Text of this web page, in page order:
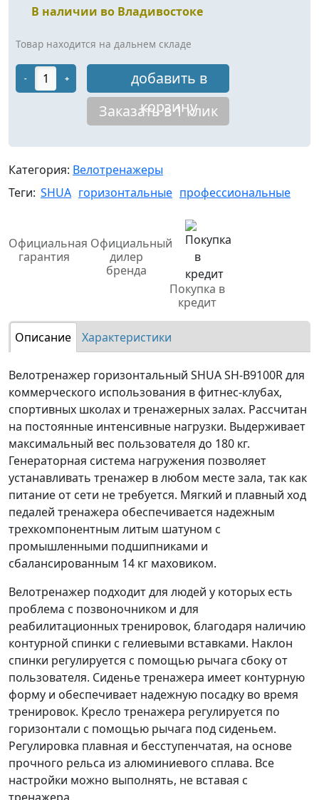
В наличии во Владивостоке
Товар находится на дальнем складе
- +
добавить в
корзину
Заказать в 1 клик
Категория: Велотренажеры
Теги: SHUA горизонтальные профессиональные
Официальная
гарантия
Официальный
дилер
бренда
Покупка в
кредит
Описание Характеристики
Велотренажер горизонтальный SHUA SH-B9100R для
коммерческого использования в фитнес-клубах,
спортивных школах и тренажерных залах. Рассчитан
на постоянные интенсивные нагрузки. Выдерживает
максимальный вес пользователя до 180 кг.
Генераторная система нагружения позволяет
устанавливать тренажер в любом месте зала, так как
питание от сети не требуется. Мягкий и плавный ход
педалей тренажера обеспечивается надежным
трехкомпонентным литым шатуном с
промышленными подшипниками и
сбалансированным 14 кг маховиком.
Велотренажер подходит для людей у которых есть
проблема с позвоночником и для
реабилитационных тренировок, благодаря наличию
контурной спинки с гелиевыми вставками. Наклон
спинки регулируется с помощью рычага сбоку от
пользователя. Сиденье тренажера имеет контурную
форму и обеспечивает надежную посадку во время
тренировок. Кресло тренажера регулируется по
горизонтали с помощью рычага под сиденьем.
Регулировка плавная и бесступенчатая, на основе
прочного рельса из алюминиевого сплава. Все
настройки можно выполнять, не вставая с